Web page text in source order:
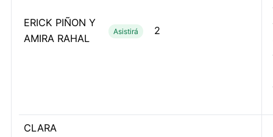
ERICK PIÑON Y
AMIRA RAHAL
Asistirá 2
CLARA